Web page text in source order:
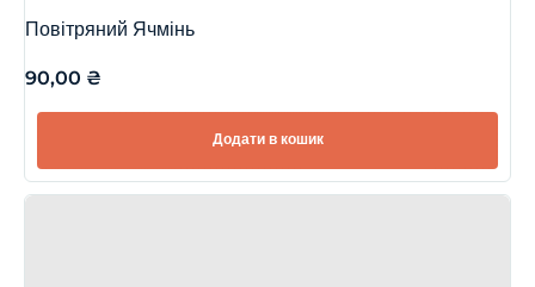
Повітряний Ячмінь
90,00 ₴
Додати в кошик